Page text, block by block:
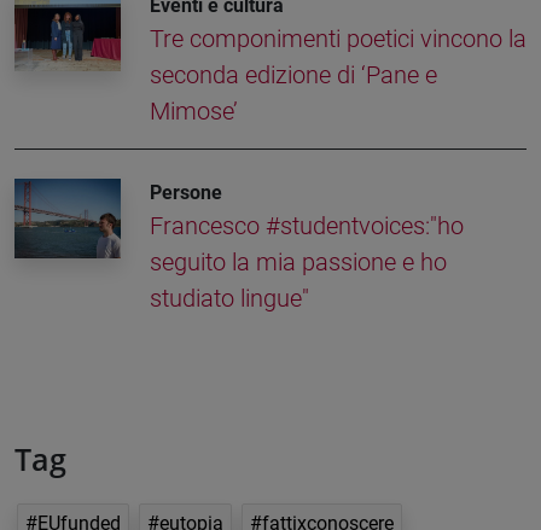
Eventi e cultura
Tre componimenti poetici vincono la
seconda edizione di ‘Pane e
Mimose’
Persone
Francesco #studentvoices:"ho
seguito la mia passione e ho
studiato lingue"
Tag
#EUfunded #eutopia #fattixconoscere